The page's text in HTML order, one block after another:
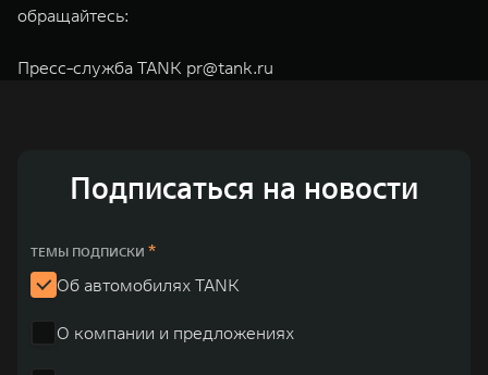
обращайтесь:
Пресс-служба TANK pr@tank.ru
Подписаться на новости
ТЕМЫ ПОДПИСКИ *
Об автомобилях TANK
О компании и предложениях